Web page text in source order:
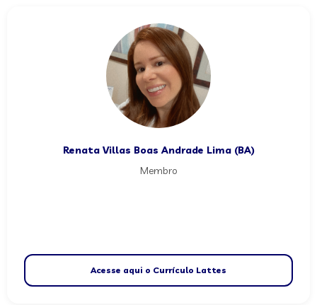
Renata Villas Boas Andrade Lima (BA)
Membro
Acesse aqui o Currículo Lattes